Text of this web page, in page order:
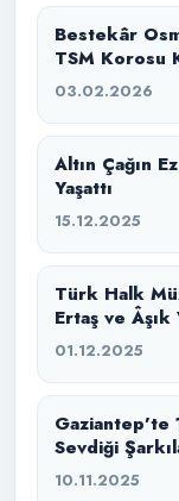
Bestekâr
TSM Korosu
03.02.2026
Altın Çağın
Yaşattı
15.12.2025
Türk Halk
Ertaş ve Âşık
01.12.2025
Gaziantep’te
Sevdiği
10.11.2025